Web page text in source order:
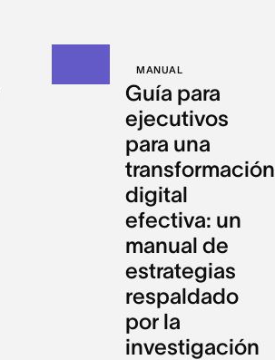
MANUAL
Guía para
ejecutivos
para una
transformación
digital
efectiva: un
manual de
estrategias
respaldado
por la
investigación